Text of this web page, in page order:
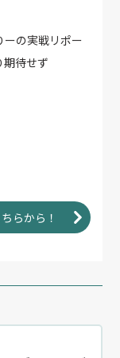
の実戦リポー
期待せず
らから！